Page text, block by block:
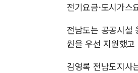
전기요금·도시가
전남도는 공공시설
원을 우선 지원했
김영록 전남도지사